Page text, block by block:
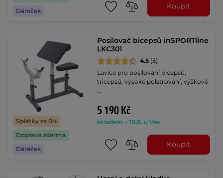
Dáreček
Koupit
Splátky za 0%
Doprava zdarma
Dáreček
Posilovač bicepsů inSPORTline
LKC301
4.5 (5)
Lavice pro posilování bicepsů,
tricepsů, vysoké polstrování, výškově
5 190 Kč
skladem – 10.8. u Vás
Koupit